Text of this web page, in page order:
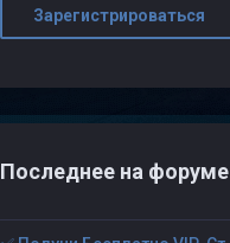
Зарегистрироваться
Последнее на форуме